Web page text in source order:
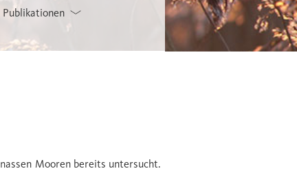
Publikationen
Mooren bereits untersucht.